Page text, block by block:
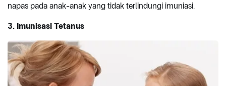
napas pada anak-anak yang tidak terlindungi imuniasi.
3. Imunisasi Tetanus